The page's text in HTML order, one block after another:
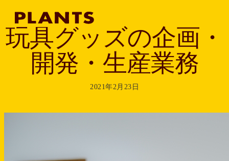
玩具グッズの企画・
開発・生産業務
2021年2月23日